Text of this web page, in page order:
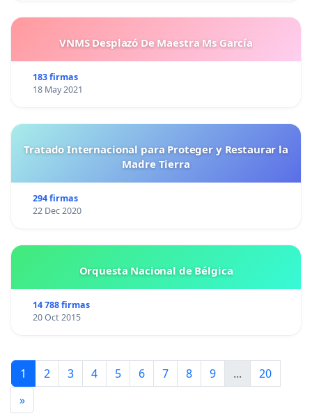
VNMS Desplazó De Maestra Ms García
183 firmas
18 May 2021
Tratado Internacional para Proteger y Restaurar la
Madre Tierra
294 firmas
22 Dec 2020
Orquesta Nacional de Bélgica
14 788 firmas
20 Oct 2015
1 2 3 4 5 6 7 8 9 ...
20
»